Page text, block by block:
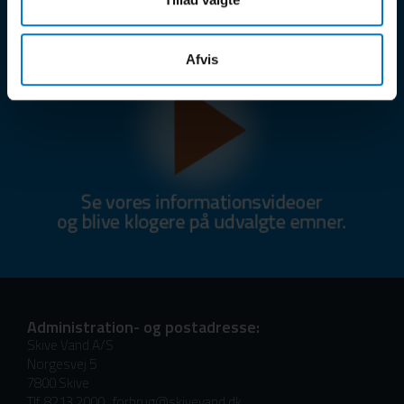
Afvis
Administration- og postadresse:
Skive Vand A/S
Norgesvej 5
7800 Skive